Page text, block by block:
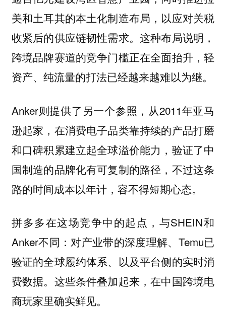
美和土耳其的本土化制造布局，以应对关税
收紧后的供应链韧性需求。这种布局说明，
跨境品牌赛道的竞争门槛正在全面抬升，轻
资产、纯流量的打法已经越来越难以为继。
Anker则提供了另一个参照，从2011年亚马
逊起家，在消费电子品类靠持续的产品打磨
和口碑积累建立起全球溢价能力，验证了中
国制造的品牌化有可复制的路径，不过这条
路的时间成本以年计，容不得短期心态。
拼多多在这场竞争中的起点，与SHEIN和
Anker不同：对产业带的深度理解、Temu已
验证的全球履约体系、以及平台侧的实时消
费数据。这些条件叠加起来，在中国跨境电
商玩家里确实鲜见。